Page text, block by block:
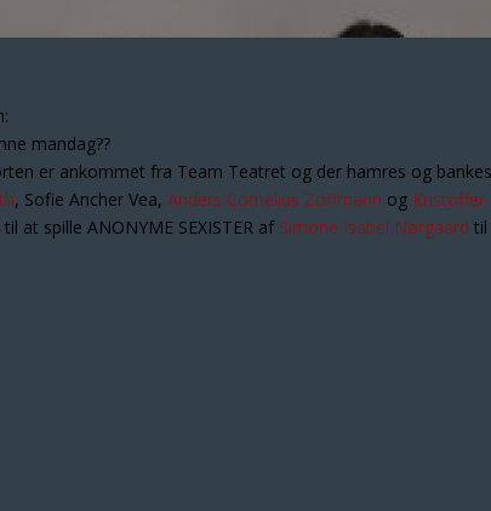
mandag??
er ankommet fra Team Teatret og der hamres og
, Sofie Ancher Vea, Anders Cornelius Zoffmann og Kristoffer
at spille ANONYME SEXISTER af Simone Isabel Nørgaard til